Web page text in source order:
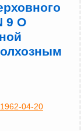
9 О
04-20